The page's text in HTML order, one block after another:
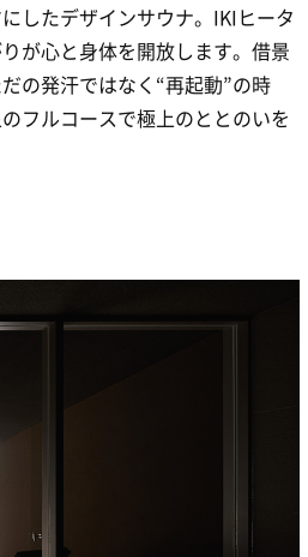
したデザインサウナ。IKIヒータ
が心と身体を開放します。借景
の発汗ではなく“再起動”の時
フルコースで極上のととのいを